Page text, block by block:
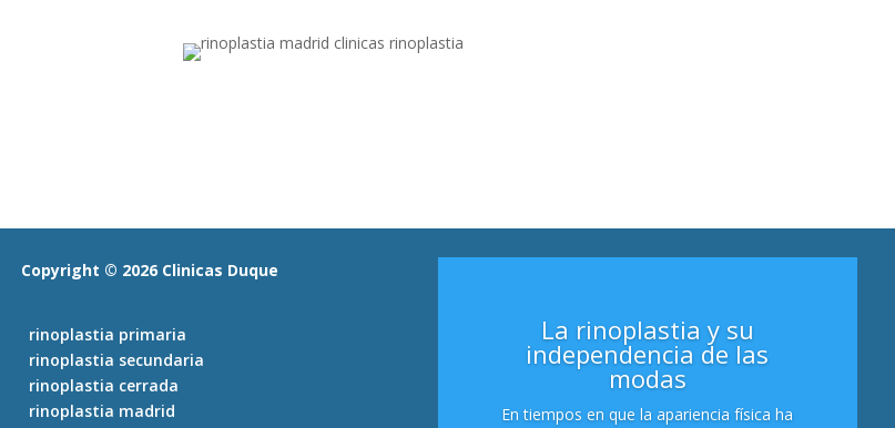
Copyright ©️ 2026 Clinicas Duque
rinoplastia primaria
rinoplastia secundaria
rinoplastia cerrada
rinoplastia madrid
La rinoplastia y su
independencia de las
modas
En tiempos en que la apariencia física ha